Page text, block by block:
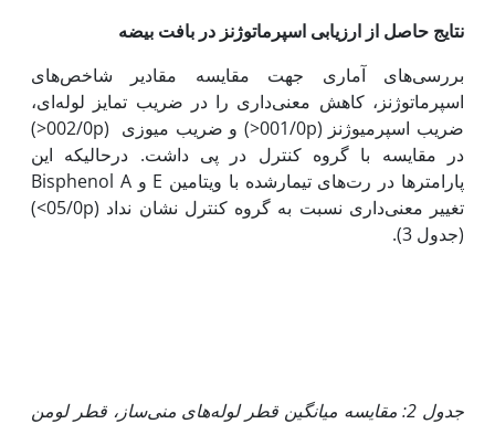
نتایج حاصل از ارزیابی اسپرماتوژنز در بافت بیضه
بررسی‌های آماری جهت مقایسه مقادیر شاخص‌های
اسپرماتوژنز، کاهش معنی‌داری را در ضریب تمایز لوله‌ای،
ضریب اسپرمیوژنز (001/0p<) و ضریب میوزی (002/0p<)
در مقایسه با گروه کنترل در پی داشت. درحالی‏که این
پارامترها در رت‌های تیمارشده با ویتامین E و Bisphenol A
تغییر معنی‌داری نسبت به گروه کنترل نشان نداد (05/0p>)
(جدول 3).
جدول 2: مقایسه میانگین قطر لوله‌های منی‌ساز، قطر لومن